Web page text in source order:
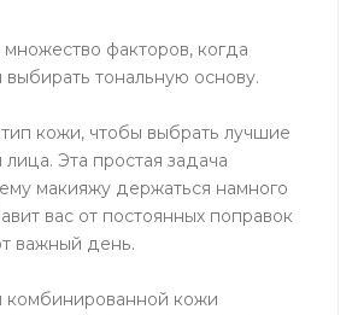
множество факторов, когда
тональную основу.
кожи, чтобы выбрать лучшие
Эта простая задача
макияжу держаться намного
вас от постоянных поправок
важный день.
кожи